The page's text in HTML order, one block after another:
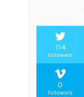
114
followers
0
followers